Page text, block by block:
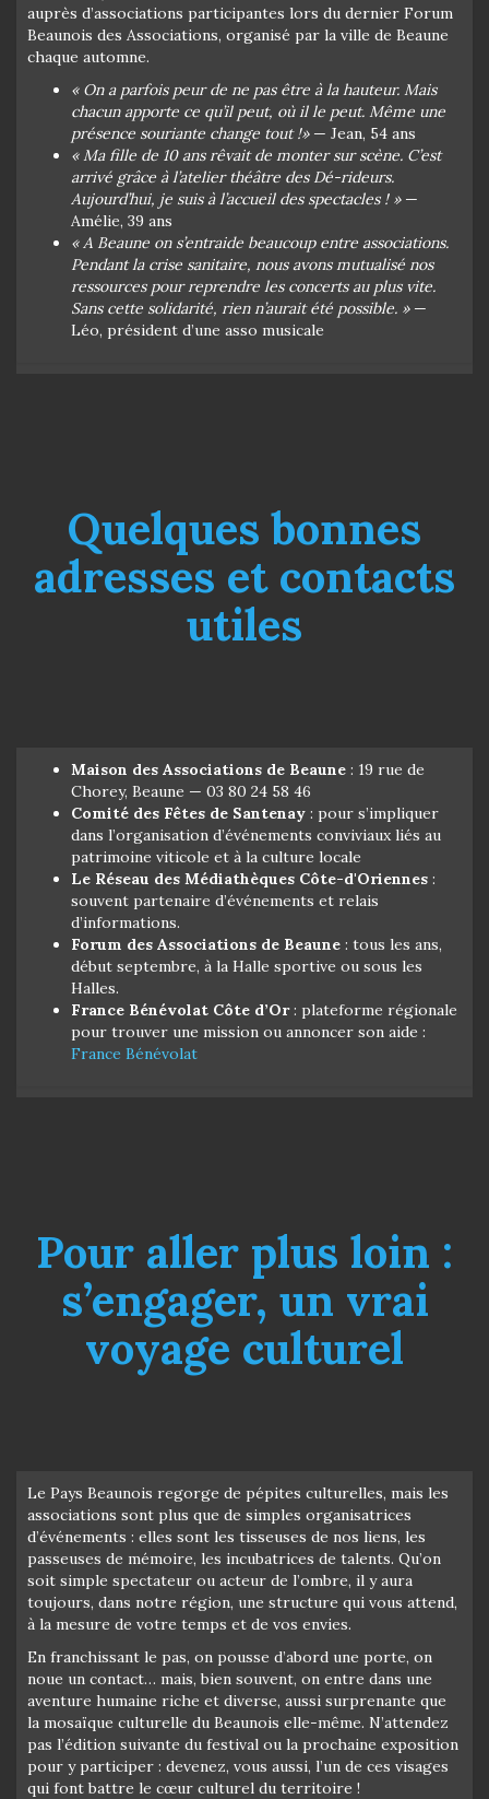
auprès d’associations participantes lors du dernier Forum
Beaunois des Associations, organisé par la ville de Beaune
chaque automne.
« On a parfois peur de ne pas être à la hauteur. Mais
chacun apporte ce qu’il peut, où il le peut. Même une
présence souriante change tout !»— Jean, 54 ans
« Ma fille de 10 ans rêvait de monter sur scène. C’est
arrivé grâce à l’atelier théâtre des Dé-rideurs.
Aujourd’hui, je suis à l’accueil des spectacles ! »—
Amélie, 39 ans
« A Beaune on s’entraide beaucoup entre associations.
Pendant la crise sanitaire, nous avons mutualisé nos
ressources pour reprendre les concerts au plus vite.
Sans cette solidarité, rien n’aurait été possible. »—
Léo, président d’une asso musicale
Quelques bonnes
adresses et contacts
utiles
Maison des Associations de Beaune : 19 rue de
Chorey, Beaune — 03 80 24 58 46
Comité des Fêtes de Santenay : pour s’impliquer
dans l’organisation d’événements conviviaux liés au
patrimoine viticole et à la culture locale
Le Réseau des Médiathèques Côte-d'Oriennes :
souvent partenaire d’événements et relais
d’informations.
Forum des Associations de Beaune : tous les ans,
début septembre, à la Halle sportive ou sous les
Halles.
France Bénévolat Côte d’Or: plateforme régionale
pour trouver une mission ou annoncer son aide :
France Bénévolat
Pour aller plus loin :
s’engager, un vrai
voyage culturel
Le Pays Beaunois regorge de pépites culturelles, mais les
associations sont plus que de simples organisatrices
d’événements : elles sont les tisseuses de nos liens, les
passeuses de mémoire, les incubatrices de talents. Qu’on
soit simple spectateur ou acteur de l’ombre, il y aura
toujours, dans notre région, une structure qui vous attend,
à la mesure de votre temps et de vos envies.
En franchissant le pas, on pousse d’abord une porte, on
noue un contact… mais, bien souvent, on entre dans une
aventure humaine riche et diverse, aussi surprenante que
la mosaïque culturelle du Beaunois elle-même. N’attendez
pas l’édition suivante du festival ou la prochaine exposition
pour y participer : devenez, vous aussi, l’un de ces visages
qui font battre le cœur culturel du territoire !